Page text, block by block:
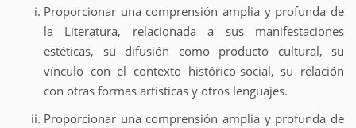
Proporcionar una comprensión amplia y profunda de
la Literatura, relacionada a sus manifestaciones
estéticas, su difusión como producto cultural, su
vínculo con el contexto histórico-social, su relación
con otras formas artísticas y otros lenguajes.
Proporcionar una comprensión amplia y profunda de